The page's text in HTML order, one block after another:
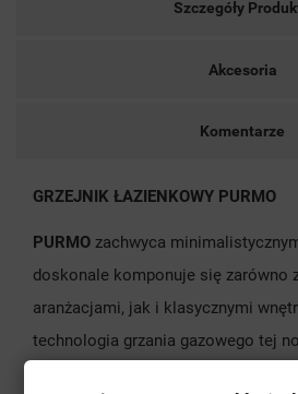
Szczegóły
Akcesoria
Komentarze
GRZEJNIK ŁAZIENKOWY PURMO
PURMO zachwyca
doskonale komponuje się zarówno
aranżacjami, jak i klasycznymi
technologia grzania gazowego tej